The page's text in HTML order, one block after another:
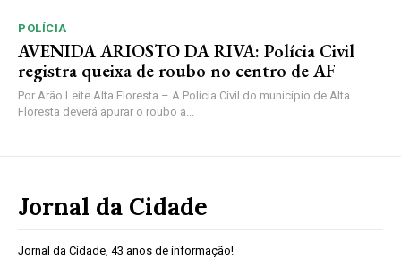
POLÍCIA
AVENIDA ARIOSTO DA RIVA: Polícia Civil
registra queixa de roubo no centro de AF
Por Arão Leite Alta Floresta – A Polícia Civil do município de Alta
Floresta deverá apurar o roubo a...
Jornal da Cidade
Jornal da Cidade, 43 anos de informação!